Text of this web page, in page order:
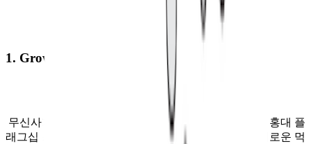
1. Growth: 새로운 성장 동력
무신사가 공식 보도자료에서 언급했듯이 이번 무신사 홍대 플
래그십 스토어를 계기로, 무신사는 오프라인 사업을 새로운 먹